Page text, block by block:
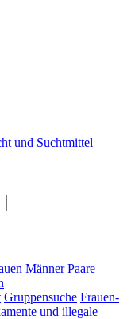
und Suchtmittel
Männer Paare
Gruppensuche Frauen-
und illegale